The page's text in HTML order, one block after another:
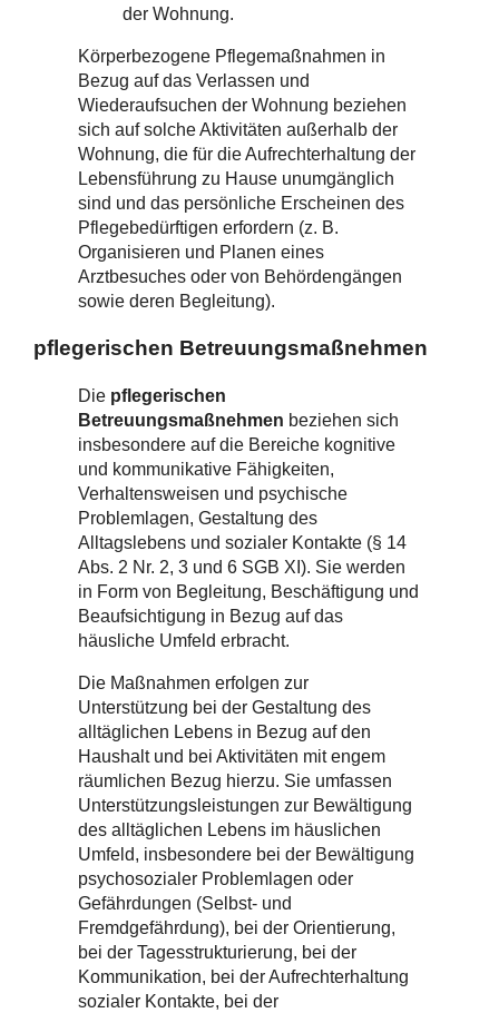
der Wohnung.
Körperbezogene Pflegemaßnahmen in
Bezug auf das Verlassen und
Wiederaufsuchen der Wohnung beziehen
sich auf solche Aktivitäten außerhalb der
Wohnung, die für die Aufrechterhaltung der
Lebensführung zu Hause unumgänglich
sind und das persönliche Erscheinen des
Pflegebedürftigen erfordern (z. B.
Organisieren und Planen eines
Arztbesuches oder von Behördengängen
sowie deren Begleitung).
pflegerischen Betreuungsmaßnehmen
Die pflegerischen
Betreuungsmaßnehmen beziehen sich
insbesondere auf die Bereiche kognitive
und kommunikative Fähigkeiten,
Verhaltensweisen und psychische
Problemlagen, Gestaltung des
Alltagslebens und sozialer Kontakte (§ 14
Abs. 2 Nr. 2, 3 und 6 SGB XI). Sie werden
in Form von Begleitung, Beschäftigung und
Beaufsichtigung in Bezug auf das
häusliche Umfeld erbracht.
Die Maßnahmen erfolgen zur
Unterstützung bei der Gestaltung des
alltäglichen Lebens in Bezug auf den
Haushalt und bei Aktivitäten mit engem
räumlichen Bezug hierzu. Sie umfassen
Unterstützungsleistungen zur Bewältigung
des alltäglichen Lebens im häuslichen
Umfeld, insbesondere bei der Bewältigung
psychosozialer Problemlagen oder
Gefährdungen (Selbst- und
Fremdgefährdung), bei der Orientierung,
bei der Tagesstrukturierung, bei der
Kommunikation, bei der Aufrechterhaltung
sozialer Kontakte, bei der